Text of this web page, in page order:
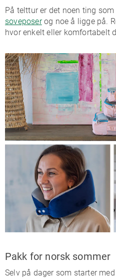
På telttur er det noen ting
soveposerog noe å ligge på.
hvor enkelt eller komfortabelt
Pakk for norsk sommer
Selv på dager som starter